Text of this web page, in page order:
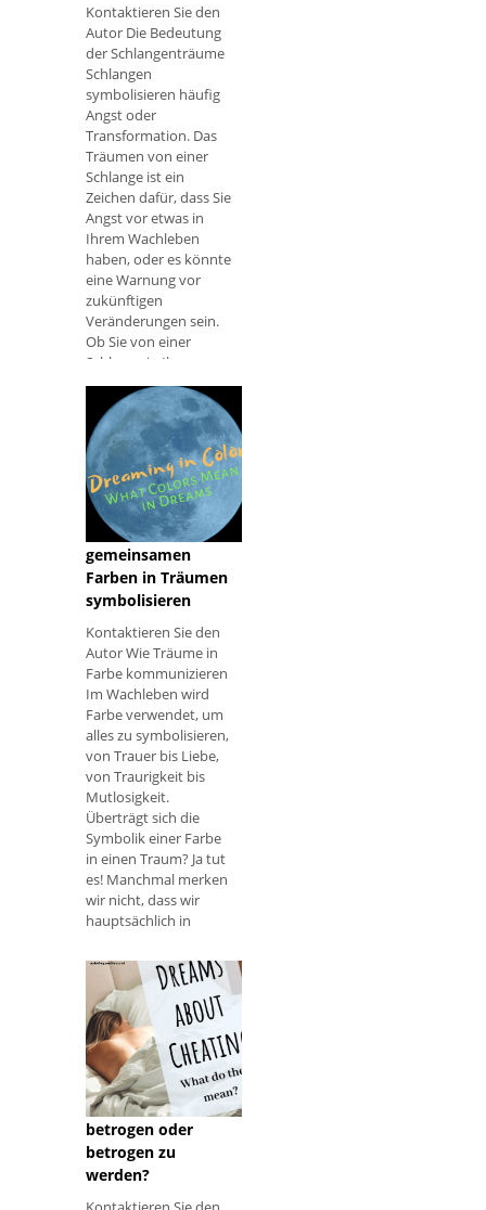
Kontaktieren Sie den
Autor Die Bedeutung
der Schlangenträume
Schlangen
symbolisieren häufig
Angst oder
Transformation. Das
Träumen von einer
Schlange ist ein
Zeichen dafür, dass Sie
Angst vor etwas in
Ihrem Wachleben
haben, oder es könnte
eine Warnung vor
zukünftigen
Veränderungen sein.
Ob Sie von einer
Schlange in Ihrem
Haus träumen oder
von einer Schlange
gebissen werden, die
Bedeutung des
Traums hängt von
Ihrer persönlichen
Lebenssituation ab.
Einige h
Träumen in Farbe:
Was diese 8
gemeinsamen
Farben in Träumen
symbolisieren
Kontaktieren Sie den
Autor Wie Träume in
Farbe kommunizieren
Im Wachleben wird
Farbe verwendet, um
alles zu symbolisieren,
von Trauer bis Liebe,
von Traurigkeit bis
Mutlosigkeit.
Überträgt sich die
Symbolik einer Farbe
in einen Traum? Ja tut
es! Manchmal merken
wir nicht, dass wir
hauptsächlich in
träumen, bis ein
strahlender Farbtupfer
einen Traum
erleuchtet. Nach
Was bedeutet es,
davon zu träumen,
betrogen oder
betrogen zu
werden?